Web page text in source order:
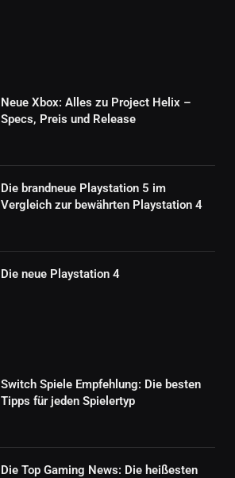
Neue Xbox: Alles zu Project Helix –
Specs, Preis und Release
Die brandneue Playstation 5 im
Vergleich zur bewährten Playstation 4
Die neue Playstation 4
Switch Spiele Empfehlung: Die besten
Tipps für jeden Spielertyp
Die Top Gaming News: Die heißesten